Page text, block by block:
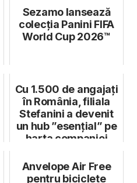
Sezamo lansează
colecția Panini FIFA
World Cup 2026™
Cu 1.500 de angajați
în România, filiala
Stefanini a devenit
un hub ”esențial” pe
harta companiei
Anvelope Air Free
pentru biciclete